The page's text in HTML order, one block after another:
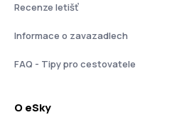
Recenze letišť
Informace o zavazadlech
FAQ - Tipy pro cestovatele
O eSky